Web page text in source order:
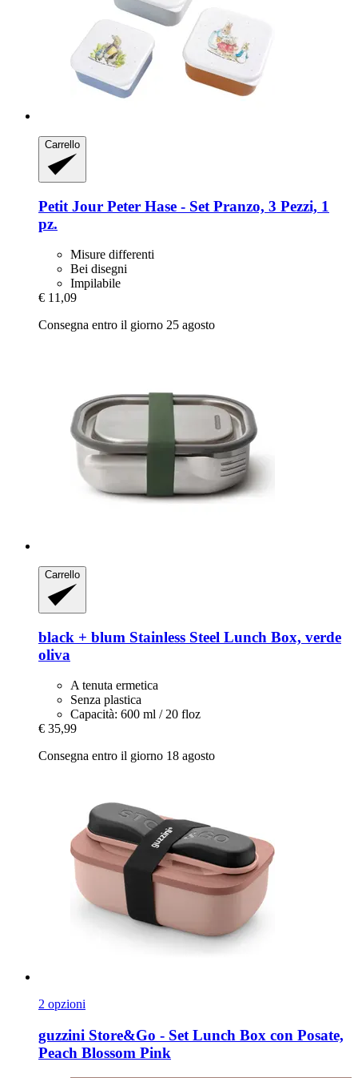
Carrello
Petit Jour Peter Hase -​ Set Pranzo, 3 Pezzi, 1
pz.
Misure differenti
Bei disegni
Impilabile
€ 11,09
Consegna entro il giorno 25 agosto
Carrello
black + blum Stainless Steel Lunch Box, verde
oliva
A tenuta ermetica
Senza plastica
Capacità: 600 ml / 20 floz
€ 35,99
Consegna entro il giorno 18 agosto
2 opzioni
guzzini Store&Go -​ Set Lunch Box con Posate,
Peach Blossom Pink